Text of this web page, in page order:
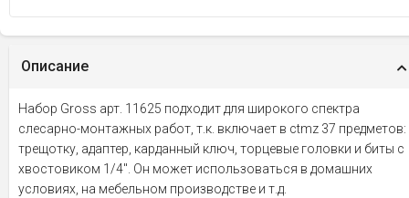
Описание
Набор Gross арт. 11625 подходит для широкого спектра
слесарно-монтажных работ, т.к. включает в ctmz 37 предметов:
трещотку, адаптер, карданный ключ, торцевые головки и биты с
хвостовиком 1/4". Он может использоваться в домашних
условиях, на мебельном производстве и т.д.